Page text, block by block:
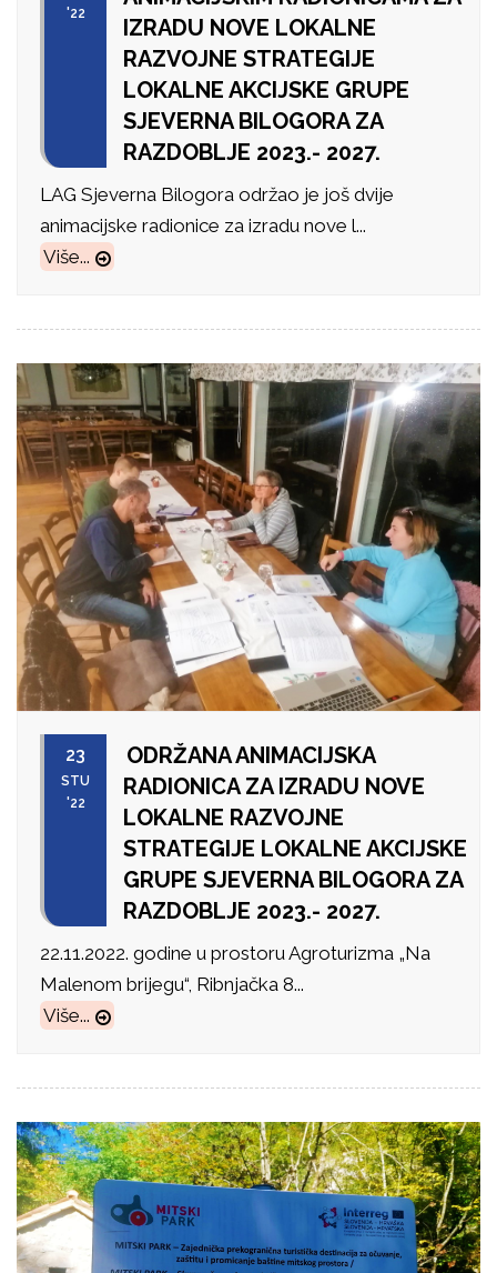
'22
IZRADU NOVE LOKALNE
RAZVOJNE STRATEGIJE
LOKALNE AKCIJSKE GRUPE
SJEVERNA BILOGORA ZA
RAZDOBLJE 2023.- 2027.
LAG Sjeverna Bilogora održao je još dvije
animacijske radionice za izradu nove l...
Više...
23
STU
'22
ODRŽANA ANIMACIJSKA
RADIONICA ZA IZRADU NOVE
LOKALNE RAZVOJNE
STRATEGIJE LOKALNE AKCIJSKE
GRUPE SJEVERNA BILOGORA ZA
RAZDOBLJE 2023.- 2027.
22.11.2022. godine u prostoru Agroturizma „Na
Malenom brijegu“, Ribnjačka 8...
Više...